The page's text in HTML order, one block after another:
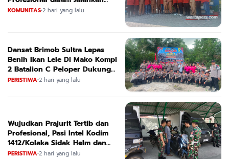
Tugas
KOMUNITAS•2 hari yang lalu
Dansat Brimob Sultra Lepas
Benih Ikan Lele Di Mako Kompi
2 Batalion C Peloper Dukung
ketahanan Pangan Nasional
PERISTIWA•2 hari yang lalu
Wujudkan Prajurit Tertib dan
Profesional, Pasi Intel Kodim
1412/Kolaka Sidak Helm dan
Kendaraan
PERISTIWA•2 hari yang lalu